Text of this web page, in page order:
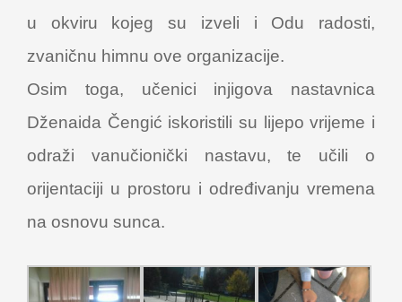
Kontakt
u okviru kojeg su izveli i Odu radosti,
zvaničnu himnu ove organizacije.
Osim toga, učenici injigova nastavnica
Dženaida Čengić iskoristili su lijepo vrijeme i
odraži vanučionički nastavu, te učili o
orijentaciji u prostoru i određivanju vremena
na osnovu sunca.